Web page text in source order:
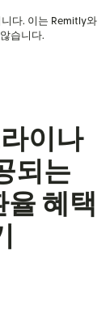
다. 이는 Remitly와
습니다.
이나
되는
율 혜택